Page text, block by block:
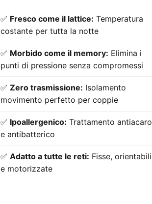
✅ Fresco come il lattice: Temperatura
costante per tutta la notte
✅ Morbido come il memory: Elimina i
punti di pressione senza compromessi
✅ Zero trasmissione: Isolamento
movimento perfetto per coppie
✅ Ipoallergenico: Trattamento antiacaro
e antibatterico
✅ Adatto a tutte le reti: Fisse, orientabili
e motorizzate